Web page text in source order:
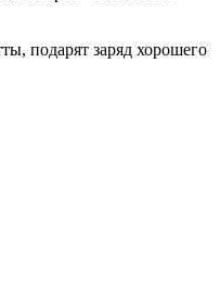
подарят заряд хорошего